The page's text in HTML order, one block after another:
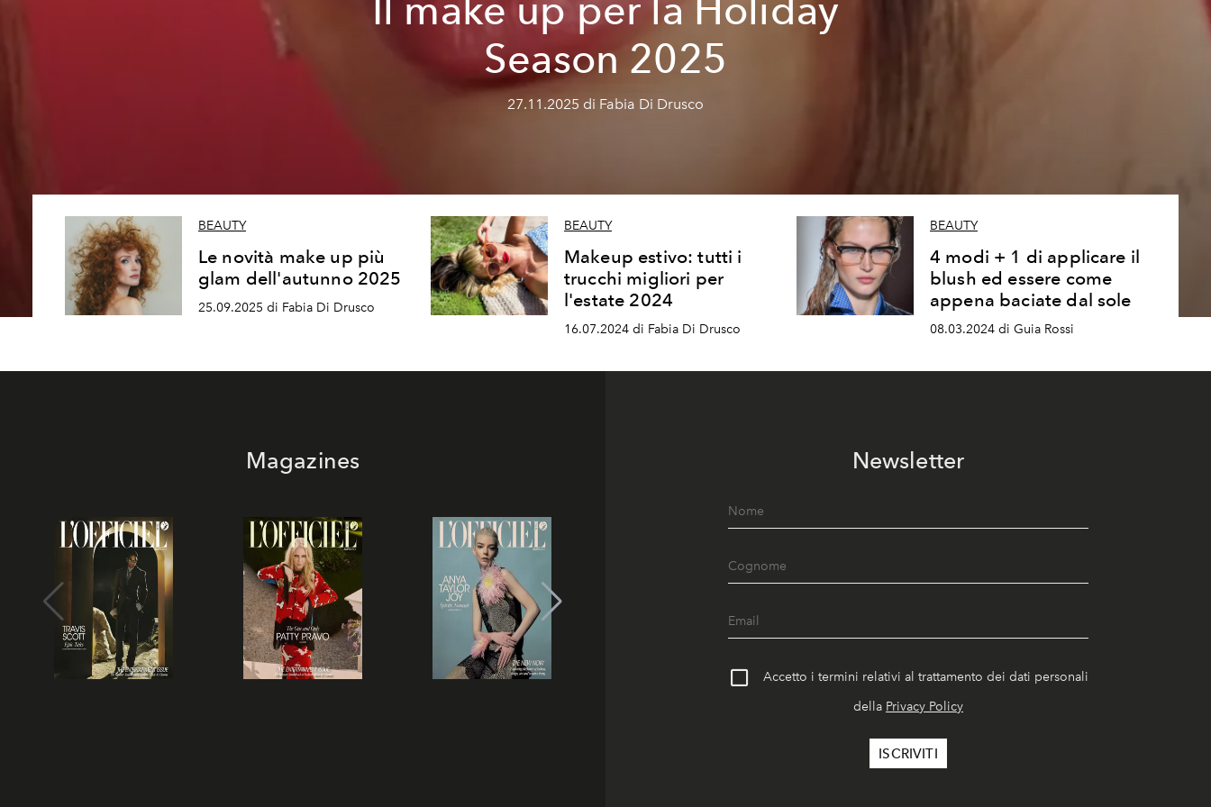
Il make up per la Holiday
Season 2025
27.11.2025 di Fabia Di Drusco
BEAUTY
Le novità make up più
glam dell'autunno 2025
25.09.2025 di Fabia Di Drusco
BEAUTY
Makeup estivo: tutti i
trucchi migliori per
l'estate 2024
16.07.2024 di Fabia Di Drusco
BEAUTY
4 modi + 1 di applicare il
blush ed essere come
appena baciate dal sole
08.03.2024 di Guia Rossi
Magazines Newsletter
Accetto i termini relativi al trattamento dei dati personali
della Privacy Policy